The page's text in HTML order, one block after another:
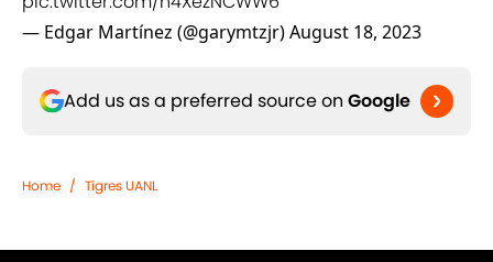
— Edgar Martínez (@garymtzjr)August 18, 2023
Add us as a preferred source on Google
Home / Tigres UANL